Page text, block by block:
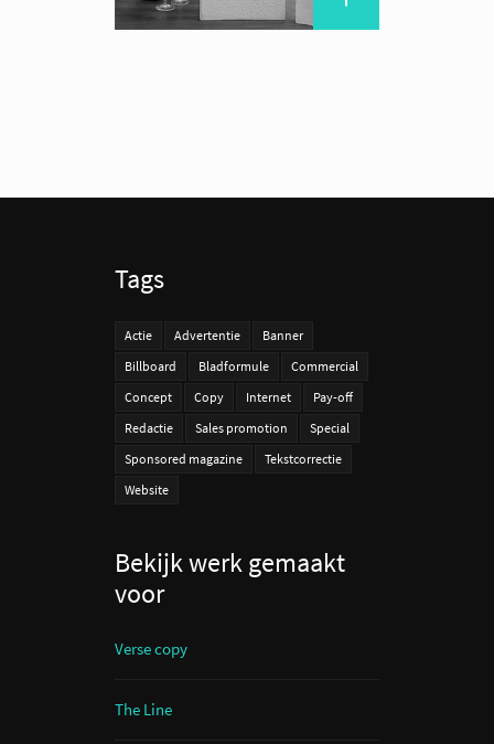
Tags
Actie Advertentie
Banner
Billboard
Bladformule
Commercial
Concept
Copy Internet
Pay-off
Redactie
Sales promotion
Special
Sponsored magazine
Tekstcorrectie
Website
Bekijk werk gemaakt
voor
Verse copy
The Line